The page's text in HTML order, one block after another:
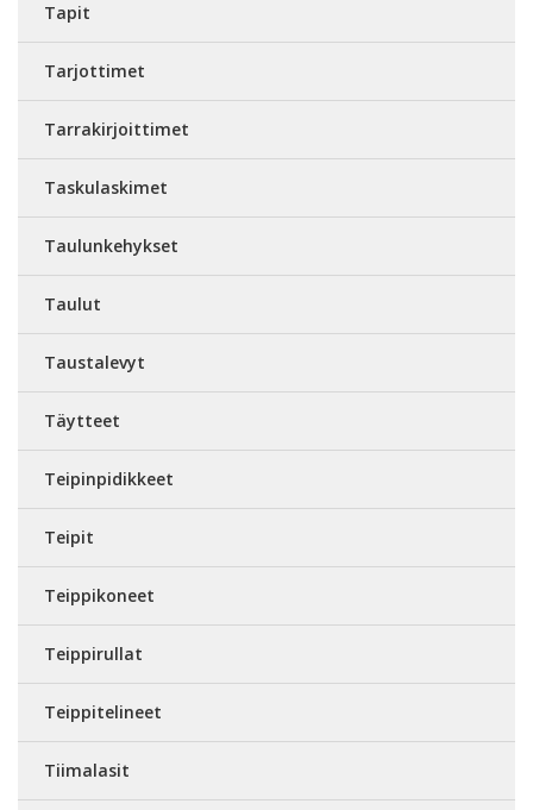
Tapit
Tarjottimet
Tarrakirjoittimet
Taskulaskimet
Taulunkehykset
Taulut
Taustalevyt
Täytteet
Teipinpidikkeet
Teipit
Teippikoneet
Teippirullat
Teippitelineet
Tiimalasit